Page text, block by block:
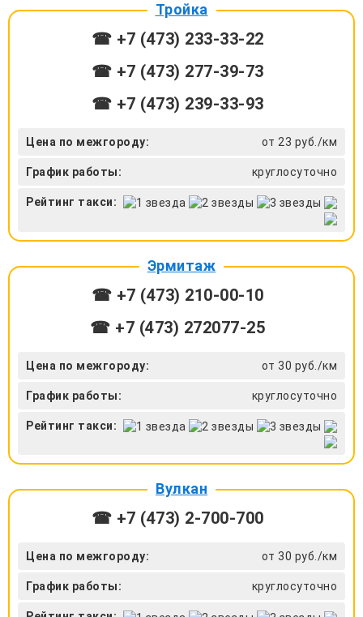
Тройка
☎ +7 (473) 233-33-22
☎ +7 (473) 277-39-73
☎ +7 (473) 239-33-93
Цена по межгороду: от 23 руб./км
График работы: круглосуточно
Рейтинг такси:
Эрмитаж
☎ +7 (473) 210-00-10
☎ +7 (473) 272077-25
Цена по межгороду: от 30 руб./км
График работы: круглосуточно
Рейтинг такси:
Вулкан
☎ +7 (473) 2-700-700
Цена по межгороду: от 30 руб./км
График работы: круглосуточно